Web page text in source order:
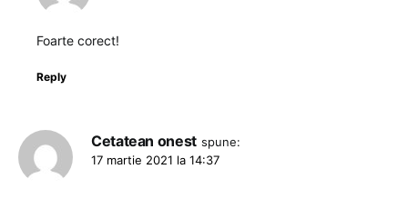
Foarte corect!
Reply
Cetatean onest spune:
17 martie 2021 la 14:37